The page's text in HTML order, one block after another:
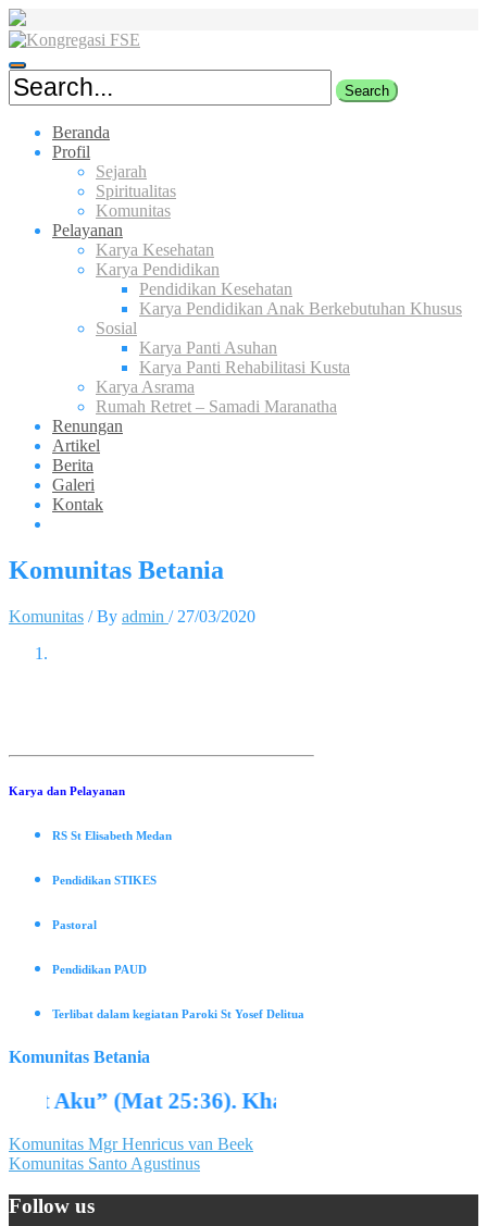
Skip
to
content
Beranda
Profil
Sejarah
Spiritualitas
Komunitas
Pelayanan
Karya Kesehatan
Karya Pendidikan
Pendidikan Kesehatan
Karya Pendidikan Anak Berkebutuhan Khusus
Sosial
Karya Panti Asuhan
Karya Panti Rehabilitasi Kusta
Karya Asrama
Rumah Retret – Samadi Maranatha
Renungan
Artikel
Berita
Galeri
Kontak
Komunitas Betania
Komunitas / By admin / 27/03/2020
Karya dan Pelayanan
RS St Elisabeth Medan
Pendidikan STIKES
Pastoral
Pendidikan PAUD
Terlibat dalam kegiatan Paroki St Yosef Delitua
Komunitas Betania
Aku” (Mat 25:36). Kharisma: Daya kasih
Post
navigation
Komunitas Mgr Henricus van Beek
Komunitas Santo Agustinus
Follow us